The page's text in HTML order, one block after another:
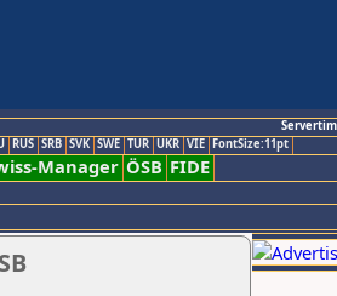
RUS SRB SVK SWE TUR UKR VIE FontSize:11pt
Manager ÖSB FIDE